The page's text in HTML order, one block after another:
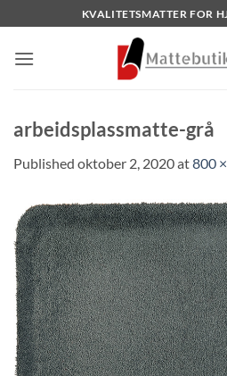
to
content
KVALITETSMATTER FOR
arbeidsplassmatte-grå
Published oktober 2, 2020at800